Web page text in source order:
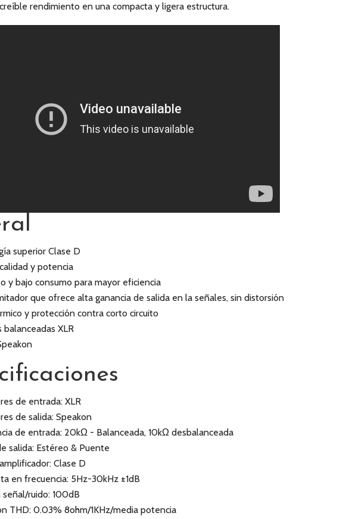
rendimiento en una compacta y ligera estructura.
superior Clase D
y potencia
y bajo consumo para mayor eficiencia
que ofrece alta ganancia de salida en la señales, sin distorsión
y protección contra corto circuito
balanceadas XLR
de entrada: XLR
de salida: Speakon
de entrada: 20kΩ - Balanceada, 10kΩ desbalanceada
salida: Estéreo & Puente
Clase D
en frecuencia: 5Hz-30kHz ±1dB
señal/ruido: 100dB
THD: 0.03% 8ohm/1KHz/media potencia